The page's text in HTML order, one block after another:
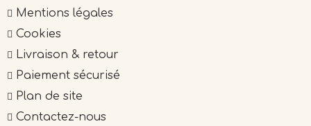
Mentions légales
Cookies
Livraison & retour
Paiement sécurisé
Plan de site
Contactez-nous